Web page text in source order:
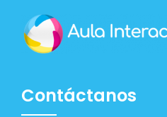
Contáctanos